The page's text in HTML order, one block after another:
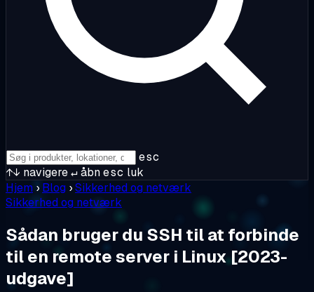
esc
↑↓ navigere↵åbnesc luk
Hjem › Blog ›Sikkerhed og netværk
Sikkerhed og netværk
Sådan bruger du SSH til at forbinde
til en remote server i Linux [2023-
udgave]